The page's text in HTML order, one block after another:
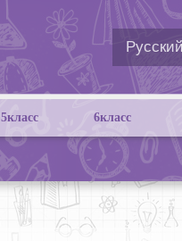
5класс 6класс